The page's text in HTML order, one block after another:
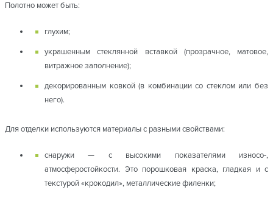
Полотно может быть:
глухим;
украшенным стеклянной вставкой (прозрачное, матовое,
витражное заполнение);
декорированным ковкой (в комбинации со стеклом или без
него).
Для отделки используются материалы с разными свойствами:
снаружи — с высокими показателями износо-,
атмосферостойкости. Это порошковая краска, гладкая и с
текстурой «крокодил», металлические филенки;